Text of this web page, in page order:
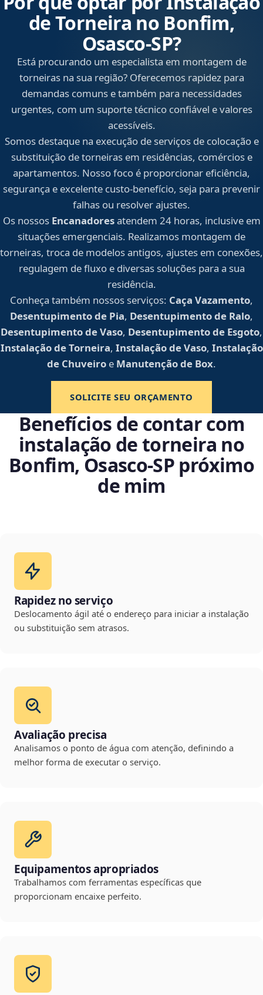
de Torneira no Bonfim,
Osasco‑SP?
Está procurando um especialista em montagem de
torneiras na sua região? Oferecemos rapidez para
demandas comuns e também para necessidades
urgentes, com um suporte técnico confiável e valores
acessíveis.
Somos destaque na execução de serviços de colocação e
substituição de torneiras em residências, comércios e
apartamentos. Nosso foco é proporcionar eficiência,
segurança e excelente custo-benefício, seja para prevenir
falhas ou resolver ajustes.
Os nossos Encanadoresatendem 24 horas, inclusive em
situações emergenciais. Realizamos montagem de
torneiras, troca de modelos antigos, ajustes em conexões,
regulagem de fluxo e diversas soluções para a sua
residência.
Conheça também nossos serviços: Caça Vazamento,
Desentupimento de Pia, Desentupimento de Ralo,
Desentupimento de Vaso, Desentupimento de Esgoto,
Instalação de Torneira, Instalação de Vaso, Instalação
de Chuveiro e Manutenção de Box.
SOLICITE SEU ORÇAMENTO
Benefícios de contar com
instalação de torneira no
Bonfim, Osasco‑SP próximo
de mim
Rapidez no serviço
Deslocamento ágil até o endereço para iniciar a instalação
ou substituição sem atrasos.
Avaliação precisa
Analisamos o ponto de água com atenção, definindo a
melhor forma de executar o serviço.
Equipamentos apropriados
Trabalhamos com ferramentas específicas que
proporcionam encaixe perfeito.